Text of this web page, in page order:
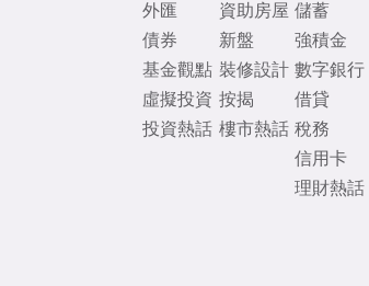
外匯
債券
基金觀點
虛擬投資
投資熱話
資助房屋
新盤
裝修設計
按揭
樓市熱話
儲蓄
強積金
數字銀行
借貸
稅務
信用卡
理財熱話